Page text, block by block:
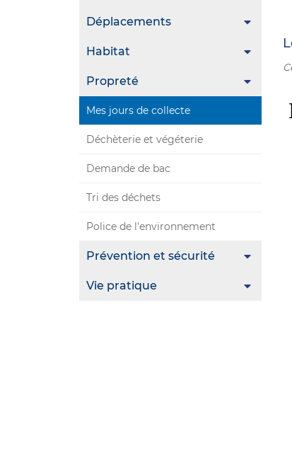
Déplacements
Habitat
Propreté
Mes jours de collecte
Déchèterie et végéterie
Demande de bac
Tri des déchets
Police de l'environnement
Prévention et sécurité
Vie pratique